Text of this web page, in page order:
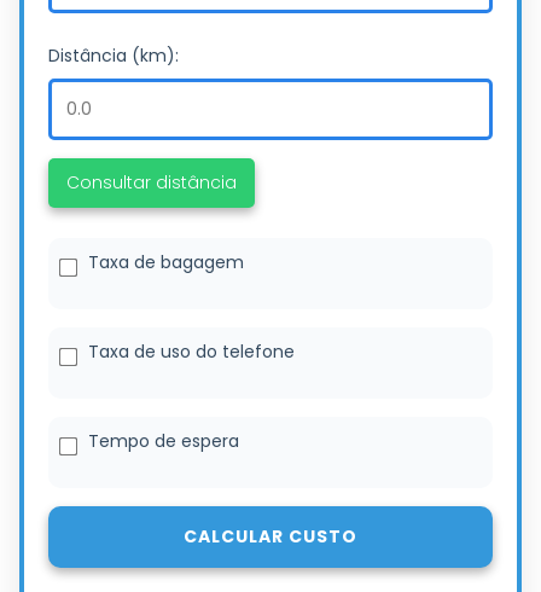
Distância (km):
Consultar distância
Taxa de bagagem
Taxa de uso do telefone
Tempo de espera
CALCULAR CUSTO